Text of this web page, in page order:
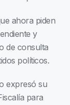
ahora piden
y
de consulta
políticos.
expresó su
para